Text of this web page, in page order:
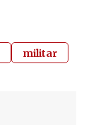
militar